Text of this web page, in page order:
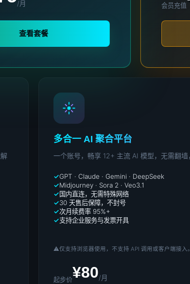
/月
查看套餐
会员充值
多合一 AI 聚合平台
一个账号，畅享 12+ 主流 AI 模型，无需翻墙
GPT · Claude · Gemini · DeepSeek
Midjourney · Sora 2 · Veo3.1
国内直连，无需特殊网络
30 天售后保障，不封号
次月续费率 95%+
支持企业服务与发票开具
⚠️仅支持浏览器使用，不支持 API 调用或客户端接入。
起步价¥80/月